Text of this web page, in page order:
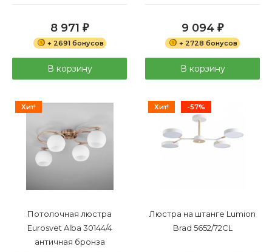
8 971 ₽
+ 2691 бонусов
В корзину
9 094 ₽
+ 2728 бонусов
В корзину
Хит!
Потолочная люстра
Eurosvet Alba 30144/4
античная бронза
Хит! -57%
Люстра на штанге Lumion
Brad 5652/72CL